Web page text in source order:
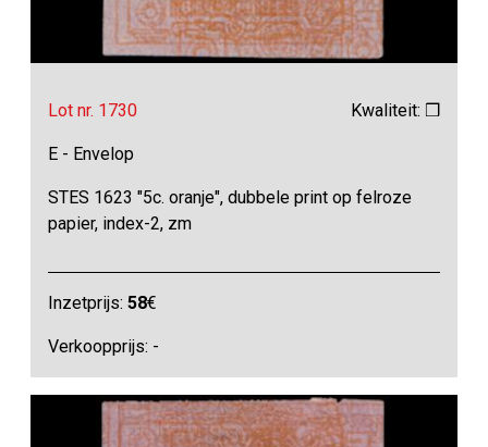
Lot nr. 1730 Kwaliteit: ❒
E - Envelop
STES 1623 "5c. oranje", dubbele print op felroze
papier, index-2, zm
Inzetprijs:58€
Verkoopprijs: -